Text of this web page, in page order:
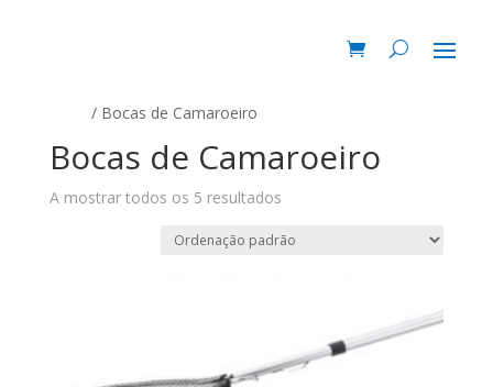
/ Bocas de Camaroeiro
Bocas de Camaroeiro
A mostrar todos os 5 resultados